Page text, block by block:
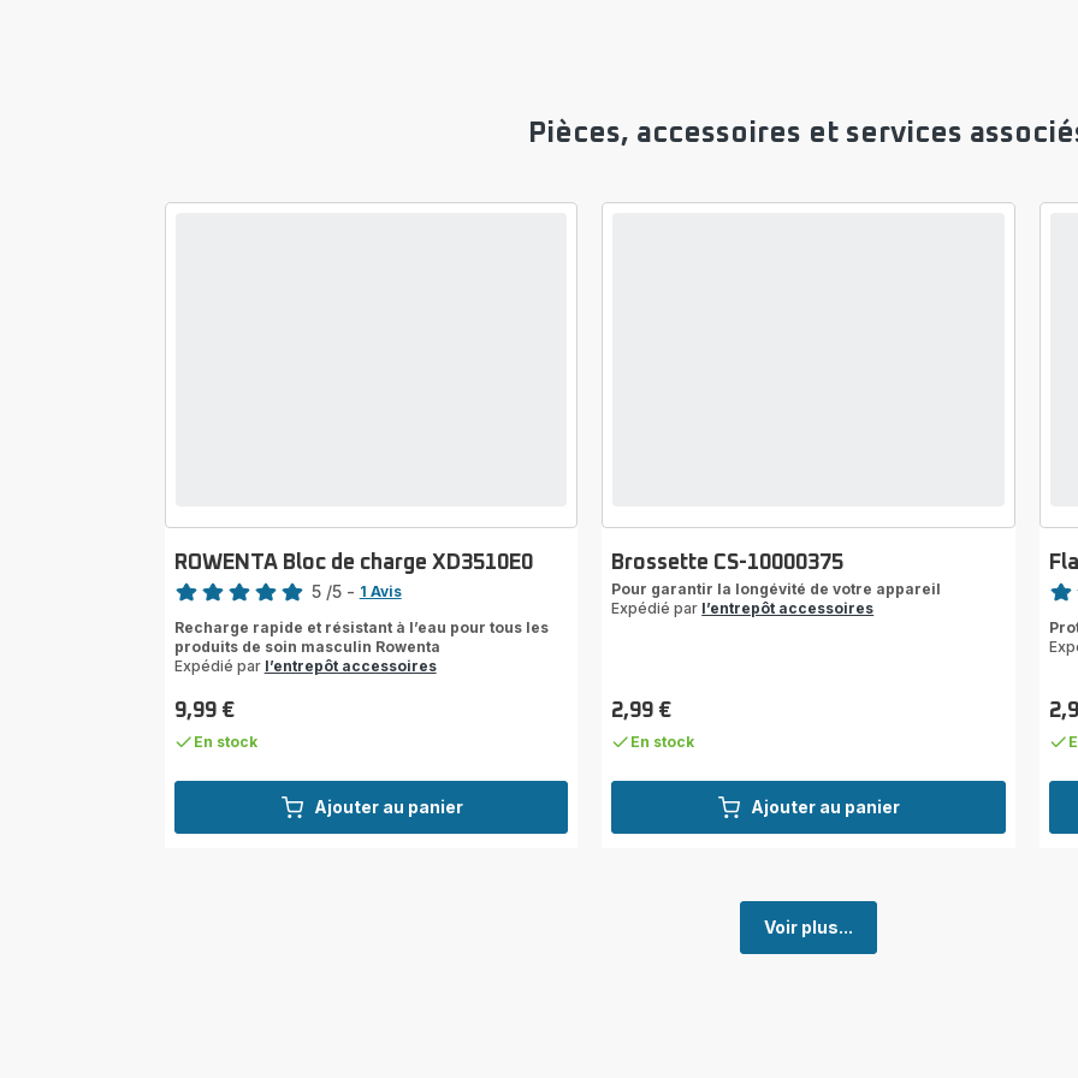
Pièces, accessoires et services
Ajouter au panier
ROWENTA Bloc de charge XD3510E0
Note
5
étoiles
5 /5 - 1 Avis
Recharge rapide et résistant à l’eau pour tous les
produits de soin masculin Rowenta
Expédié par l’entrepôt accessoires
Prix
9,99 €
En stock
Ajouter au panier
Brossette CS-10000375
Pour garantir la longévité de votre appareil
Expédié par l’entrepôt accessoires
Prix
2,99 €
En stock
Note
4
Prix
Voir plus...